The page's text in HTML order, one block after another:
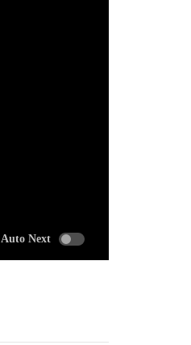
Auto Next